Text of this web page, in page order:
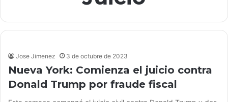
Jose Jimenez 3 de octubre de 2023
Nueva York: Comienza el juicio contra
Donald Trump por fraude fiscal